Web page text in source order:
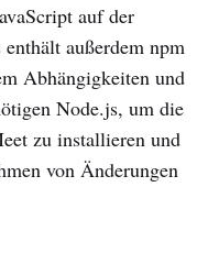
auf der
außerdem npm
Abhängigkeiten und
Node.js, um die
zu installieren und
von Änderungen